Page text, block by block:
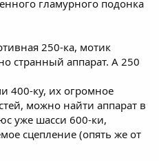
гламурного подонка
250-ка, мотик
странный аппарат. А 250
400-ку, их огромное
можно найти аппарат в
уже шасси 600-ки,
сцепление (опять же от